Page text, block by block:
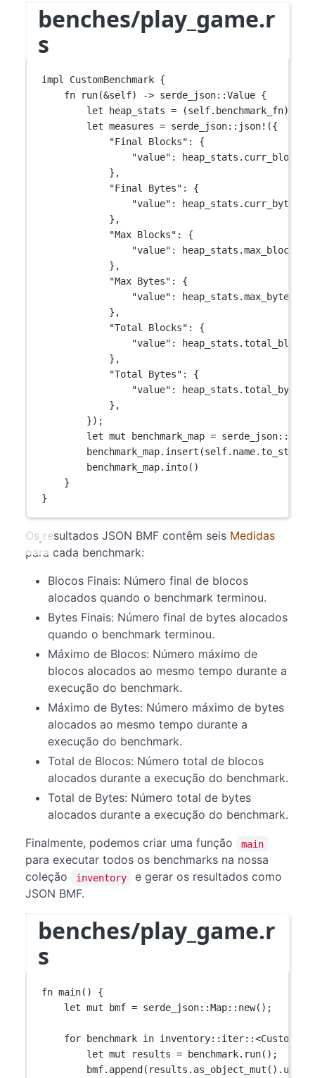
benches/play_game.r
s
impl CustomBenchmark {
fn
run(&self) -> serde_json::Value {
let heap_stats = (self. benchmark_fn)();
let measures = serde_json:: json! ({
"Final Blocks" :
{
"value" : heap_stats . curr_blocks,
},
"Final Bytes" :
{
"value" : heap_stats . curr_bytes,
},
"Max Blocks" :
{
"value" : heap_stats .max_blocks,
},
"Max Bytes" :
{
"value" : heap_stats .max_bytes,
},
"Total Blocks" :
{
"value" : heap_stats .
},
"Total Bytes" :
{
"value" : heap_stats .total_bytes,
},
});
let mut benchmark_map = serde_json::
benchmark_map. insert (self. name.to_string
benchmark_map. into()
}
}
Os resultados JSON BMF contêm seis Medidas
para cada benchmark:
Blocos Finais: Número final de blocos
alocados quando o benchmark terminou.
Bytes Finais: Número final de bytes alocados
quando o benchmark terminou.
Máximo de Blocos: Número máximo de
blocos alocados ao mesmo tempo durante a
execução do benchmark.
Máximo de Bytes: Número máximo de bytes
alocados ao mesmo tempo durante a
execução do benchmark.
Total de Blocos: Número total de blocos
alocados durante a execução do benchmark.
Total de Bytes: Número total de bytes
alocados durante a execução do benchmark.
Finalmente, podemos criar uma função
main
para executar todos os benchmarks na nossa
coleção
inventory
e gerar os resultados como
JSON BMF.
benches/play_game.r
s
fn main() {
let mut bmf = serde_json::Map:: new();
for benchmark in inventory:: iter::<
let mut results = benchmark. run();
bmf. append (results . as_object_mut () .